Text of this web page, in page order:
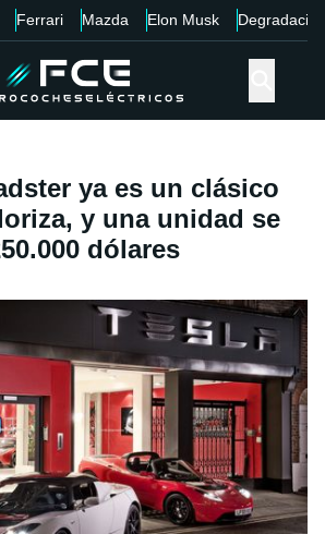
Ferrari Mazda Elon Musk Degradación
ya es un clásico
y una unidad se
dólares